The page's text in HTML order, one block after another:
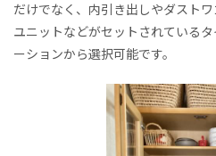
だけでなく、内引き出しやダスト
ユニットなどがセットされている
ーションから選択可能です。